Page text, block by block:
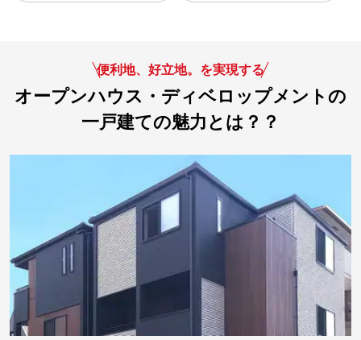
便利地、好立地。を実現する
オープンハウス・ディベロップメントの
一戸建ての魅力とは？？